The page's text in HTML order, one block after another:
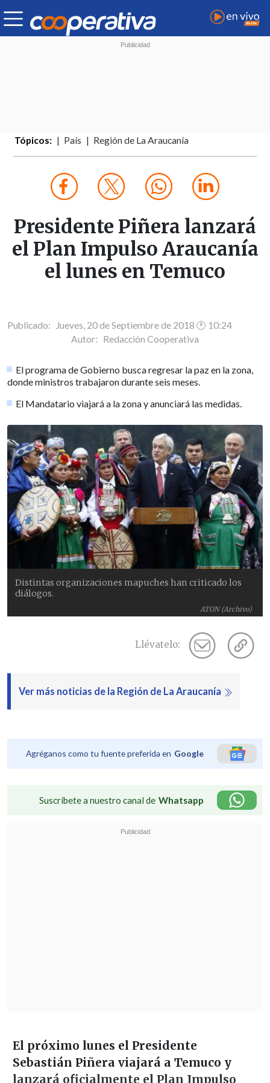
Tópicos: País Región de La Araucanía
Presidente Piñera lanzará
el Plan Impulso Araucanía
el lunes en Temuco
Publicado: Jueves, 20 de Septiembre de 2018 🕐 10:24
Autor: Redacción Cooperativa
El programa de Gobierno busca regresar la paz en la zona,
donde ministros trabajaron durante seis meses.
El Mandatario viajará a la zona y anunciará las medidas.
ATON (Archivo)
Distintas organizaciones mapuches han criticado los
diálogos.
Llévatelo:
Ver más noticias de la Región de La Araucanía
Agréganos como tu fuente preferida en Google
Suscríbete a nuestro canal de Whatsapp
El próximo lunes el Presidente
Sebastián Piñera viajará a Temuco y
lanzará oficialmente el Plan Impulso